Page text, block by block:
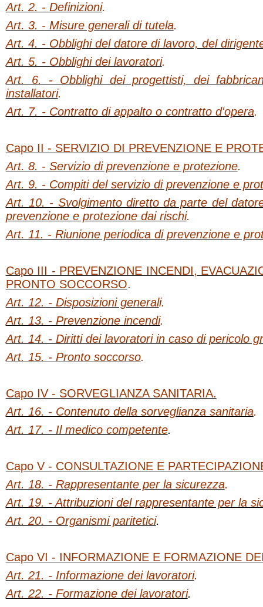
Art. 2. - Definizioni.
Art. 3. - Misure generali di tutela.
Art. 4. - Obblighi del datore di lavoro, del
Art. 5. - Obblighi dei lavoratori.
Art. 6. - Obblighi dei progettisti, dei
installatori.
Art. 7. - Contratto di appalto o contratto d'opera.
Capo II - SERVIZIO DI PREVENZIONE E
Art. 8. - Servizio di prevenzione e protezione.
Art. 9. - Compiti del servizio di prevenzione e
Art. 10. - Svolgimento diretto da parte del
prevenzione e protezione dai rischi.
Art. 11. - Riunione periodica di prevenzione e
Capo III - PREVENZIONE INCENDI,
PRONTO SOCCORSO.
Art. 12. - Disposizioni generali.
Art. 13. - Prevenzione incendi.
Art. 14. - Diritti dei lavoratori in caso di pericolo
Art. 15. - Pronto soccorso.
Capo IV - SORVEGLIANZA SANITARIA.
Art. 16. - Contenuto della sorveglianza sanitaria.
Art. 17. - Il medico competente.
Capo V - CONSULTAZIONE E
Art. 18. - Rappresentante per la sicurezza.
Art. 19. - Attribuzioni del rappresentante per la
Art. 20. - Organismi paritetici.
Capo VI - INFORMAZIONE E FORMAZIONE
Art. 21. - Informazione dei lavoratori.
Art. 22. - Formazione dei lavoratori.